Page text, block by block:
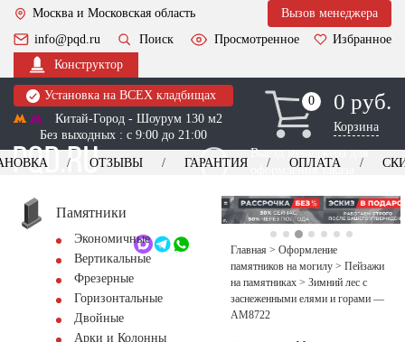
Москва и Московская область
Вызов менеджера
info@pqd.ru
Поиск Просмотренное
Избранное
Конструктор
Установка на ВСЕХ кладбищах
Китай-Город - Шоурум 130 м2
Без выходных : с 9:00 до 21:00
0
0 0 руб.
Корзина
Выезд менеджера для
оформления заказа
+7 (495) 518-44-23
Обратный звонок
ОТЗЫВЫ ГАРАНТИЯ ОПЛАТА
Памятники
Экономичные
Вертикальные
Фрезерные
Горизонтальные
Двойные
Арки и Колонны
Главная > Оформление
памятников на могилу > Пейзажи
на памятниках > Зимний лес с
заснеженными елями и горами —
AM8722